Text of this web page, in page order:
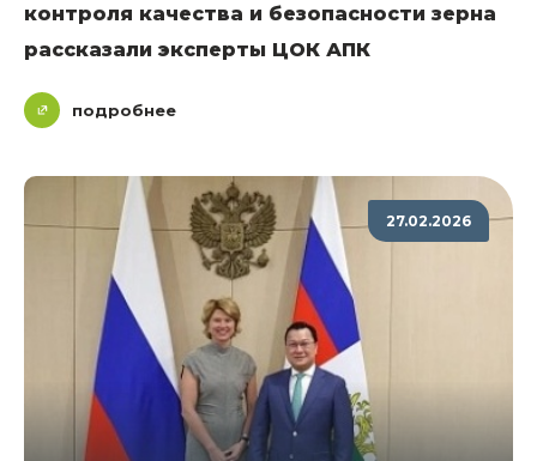
контроля качества и безопасности зерна
рассказали эксперты ЦОК АПК
подробнее
27.02.2026